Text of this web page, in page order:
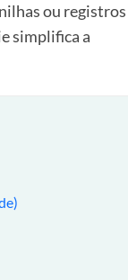
ou registros
simplifica a